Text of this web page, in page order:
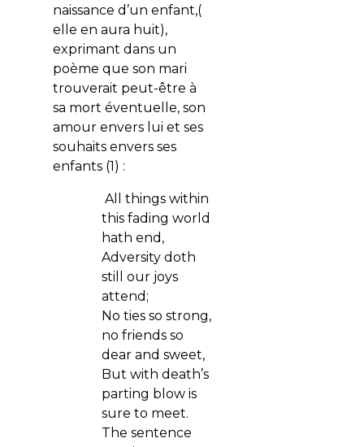
naissance d’un enfant,(
elle en aura huit),
exprimant dans un
poème que son mari
trouverait peut-être à
sa mort éventuelle, son
amour envers lui et ses
souhaits envers ses
enfants (1) :
All things within
this fading world
hath end,
Adversity doth
still our joys
attend;
No ties so strong,
no friends so
dear and sweet,
But with death’s
parting blow is
sure to meet.
The sentence